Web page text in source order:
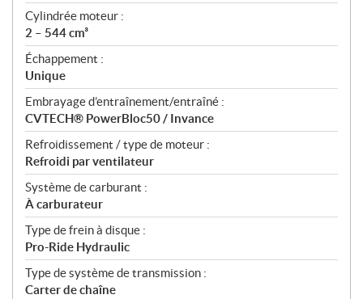
Cylindrée moteur :
2 – 544 cm³
Échappement :
Unique
Embrayage d’entraînement/entraîné :
CVTECH® PowerBloc50 / Invance
Refroidissement / type de moteur :
Refroidi par ventilateur
Système de carburant :
À carburateur
Type de frein à disque :
Pro-Ride Hydraulic
Type de système de transmission :
Carter de chaîne